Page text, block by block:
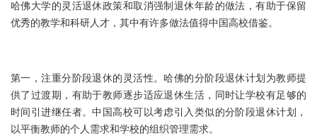
哈佛大学的灵活退休政策和取消强制退休年龄的做法，有助于保留
优秀的教学和科研人才，其中有许多做法值得中国高校借鉴。
第一，注重分阶段退休的灵活性。哈佛的分阶段退休计划为教师提
供了过渡期，有助于教师逐步适应退休生活，同时让学校有足够的
时间引进继任者。中国高校可以考虑引入类似的分阶段退休计划，
以平衡教师的个人需求和学校的组织管理需求。